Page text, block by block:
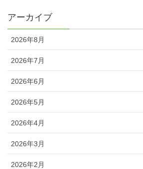
アーカイブ
2026年8月
2026年7月
2026年6月
2026年5月
2026年4月
2026年3月
2026年2月